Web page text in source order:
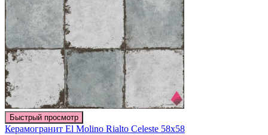
Быстрый просмотр
Керамогранит El Molino Rialto Celeste 58х58